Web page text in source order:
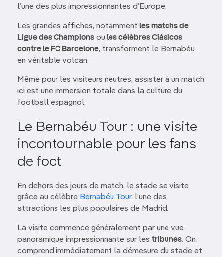
l’une des plus impressionnantes d’Europe.
Les grandes affiches, notamment les matchs de
Ligue des Champions ou les célèbres Clásicos
contre le FC Barcelone, transforment le Bernabéu
en véritable volcan.
Même pour les visiteurs neutres, assister à un match
ici est une immersion totale dans la culture du
football espagnol.
Le Bernabéu Tour : une visite
incontournable pour les fans
de foot
En dehors des jours de match, le stade se visite
grâce au célèbre Bernabéu Tour, l’une des
attractions les plus populaires de Madrid.
La visite commence généralement par une vue
panoramique impressionnante sur les tribunes. On
comprend immédiatement la démesure du stade et